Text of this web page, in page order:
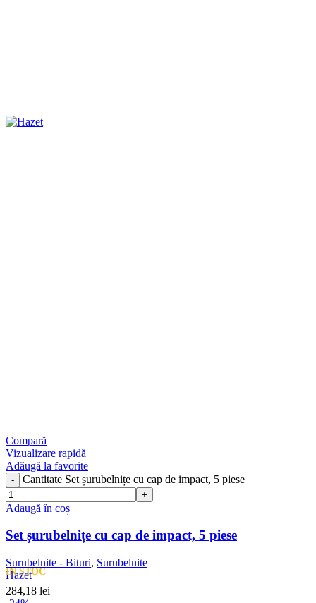
Compară
Vizualizare rapidă
Adăugă la favorite
Cantitate Set șurubelnițe cu cap de impact, 5 piese
Adaugă în coș
Set șurubelnițe cu cap de impact, 5 piese
Surubelnite - Bituri, Surubelnite
Hazet
IN STOC
284,18 lei